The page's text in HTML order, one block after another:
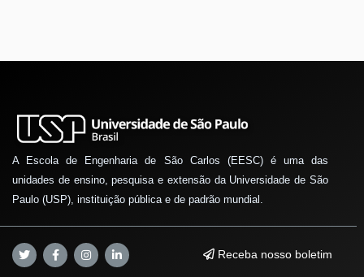
A Escola de Engenharia de São Carlos (EESC) é uma das
unidades de ensino, pesquisa e extensão da Universidade de São
Paulo (USP), instituição pública e de padrão mundial.
Receba nosso boletim